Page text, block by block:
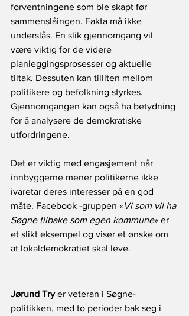
forventningene som ble skapt før
sammenslåingen. Fakta må ikke
underslås. En slik gjennomgang vil
være viktig for de videre
planleggingsprosesser og aktuelle
tiltak. Dessuten kan tilliten mellom
politikere og befolkning styrkes.
Gjennomgangen kan også ha betydning
for å analysere de demokratiske
utfordringene.
Det er viktig med engasjement når
innbyggerne mener politikerne ikke
ivaretar deres interesser på en god
måte. Facebook -gruppen «Vi som vil ha
Søgne tilbake som egen kommune» er
et slikt eksempel og viser et ønske om
at lokaldemokratiet skal leve.
Jørund Try er veteran i Søgne-
politikken, med to perioder bak seg i